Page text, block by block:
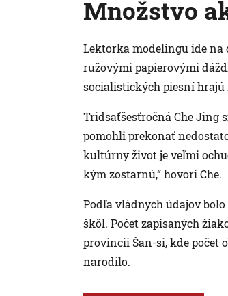
Množstvo
Lektorka modelingu ide na
ružovými papierovými
socialistických piesní hrajú
Tridsaťšesťročná Che Jing
pomohli prekonať
kultúrny život je veľmi
kým zostarnú,“ hovorí Che.
Podľa vládnych údajov
škôl. Počet zapísaných
provincii Šan-si, kde počet
narodilo.